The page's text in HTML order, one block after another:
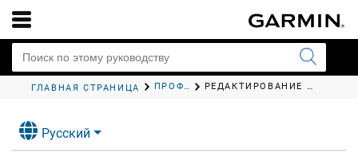
ГЛАВНАЯ СТРАНИЦА ПРОФИЛИ ТРАНСПОРТНОГО СРЕДСТВА РЕДАКТИРОВАНИЕ ПРОФИЛЯ ТРАНСПОРТНОГО СРЕДСТВА
Русский